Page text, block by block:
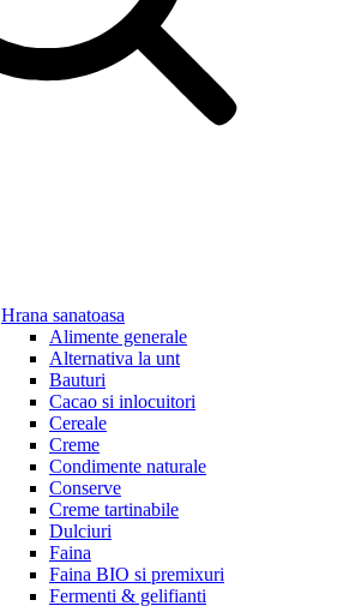
Hrana sanatoasa
Alimente generale
Alternativa la unt
Bauturi
Cacao si inlocuitori
Cereale
Creme
Condimente naturale
Conserve
Creme tartinabile
Dulciuri
Faina
Faina BIO si premixuri
Fermenti & gelifianti